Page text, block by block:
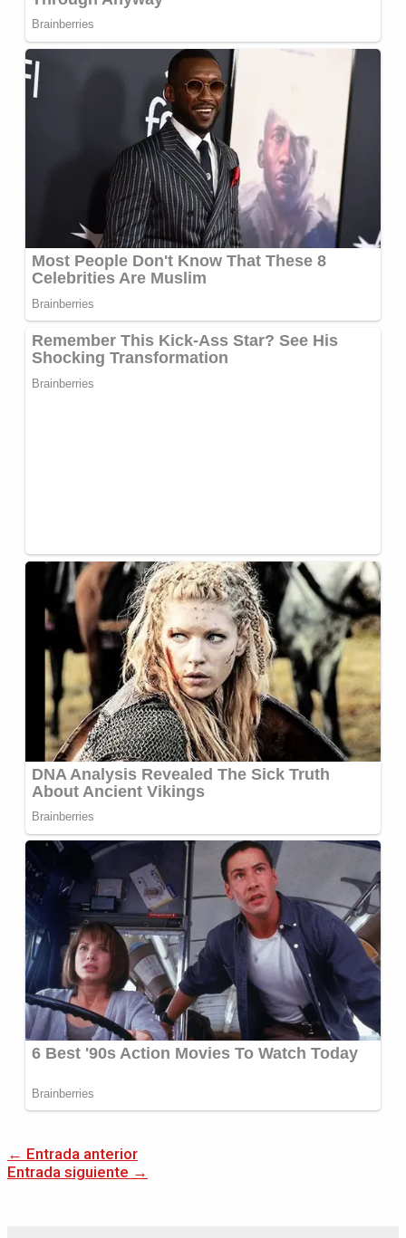
← Entrada anterior
Entrada siguiente →